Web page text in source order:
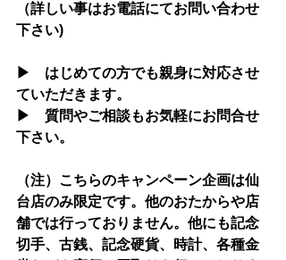
（詳しい事はお電話にてお問い合わせ
下さい)
▶　はじめての方でも親身に対応させ
ていただきます。
▶　質問やご相談もお気軽にお問合せ
下さい。
（注）こちらのキャンペーン企画は仙
台店のみ限定です。他のおたからや店
舗では行っておりません。他にも記念
切手、古銭、記念硬貨、時計、各種金